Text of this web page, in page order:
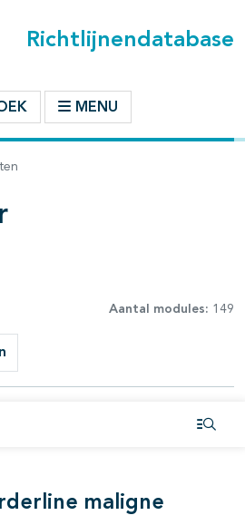
Richtlijnendatabase
MENU
Aantal modules: 149
maligne